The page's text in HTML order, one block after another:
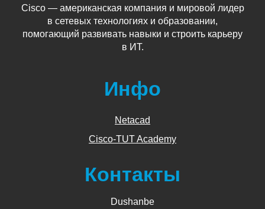
Cisco — американская компания и мировой лидер
в сетевых технологиях и образовании,
помогающий развивать навыки и строить карьеру
в ИТ.
Инфо
Netacad
Cisco-TUT Academy
Контакты
Dushanbe